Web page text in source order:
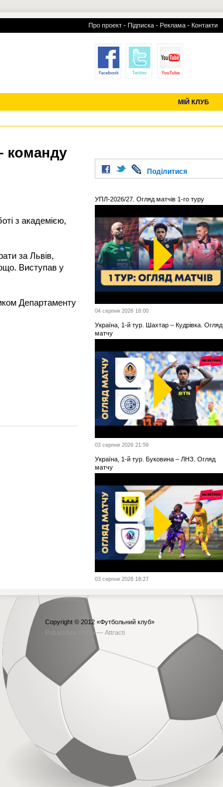
Про проект - Підписка - Реклама - Контакти
МІЙ КЛУБ
УСІ ТРАНСФЕРИ
команду
з академією,
за Львів,
Виступав у
Департаменту
Поділитися
УПЛ-2026/27. Огляд матчів 1-го туру
04 серпня 2026 16:00
Україна, 1-й тур. Шахтар – Кудрівка. Огляд
матчу
03 серпня 2026 21:59
Україна, 1-й тур. Буковина – ЛНЗ. Огляд
матчу
03 серпня 2026 18:27
Copyright © 2012 «Футбольний клуб»
Рорзробка сайта — Attracti